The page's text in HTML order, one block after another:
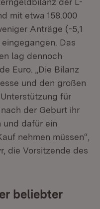
mit etwa 158.000
Anträge (-5,1
Das
lag dennoch
Euro. „Die Bilanz
und den großen
für
der Geburt ihr
dafür ein
nehmen müssen“,
die Vorsitzende des
beliebter